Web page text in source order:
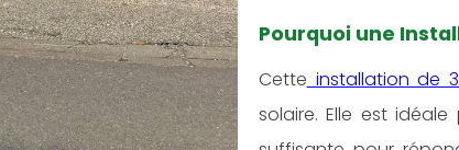
Pourquoi une
Cette installation de
solaire. Elle est